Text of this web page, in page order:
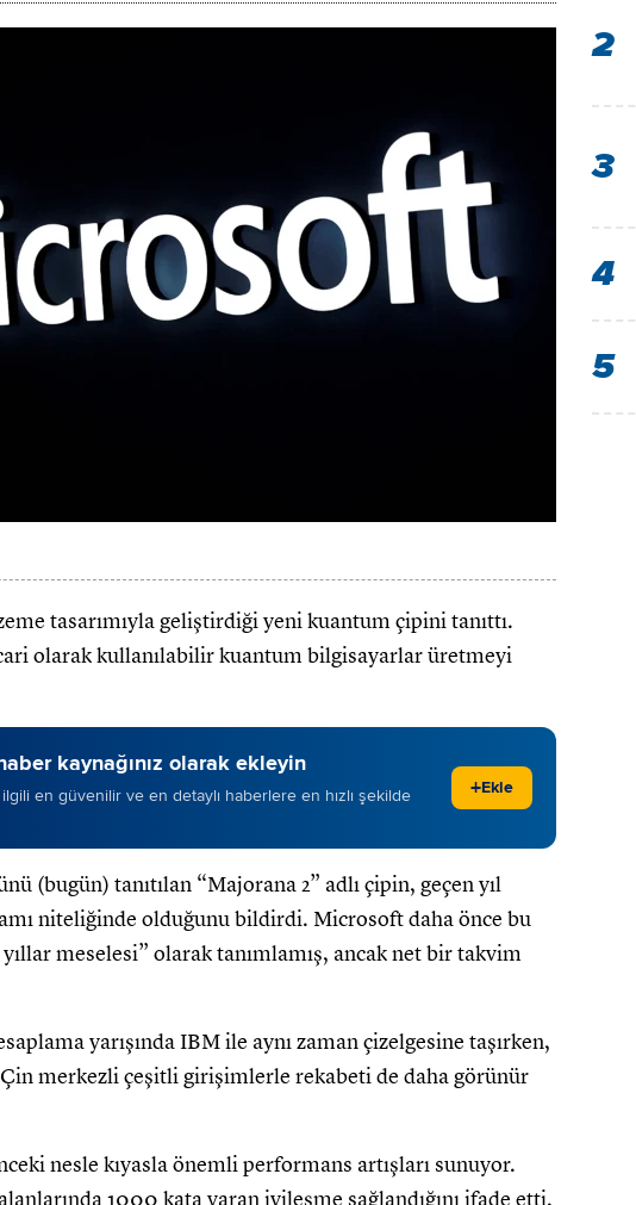
tasarımıyla geliştirdiği yeni kuantum çipini tanıttı.
olarak kullanılabilir kuantum bilgisayarlar üretmeyi
kaynağınız olarak ekleyin
en güvenilir ve en detaylı haberlere en hızlı şekilde
+Ekle
(bugün) tanıtılan “Majorana 2” adlı çipin, geçen yıl
niteliğinde olduğunu bildirdi. Microsoft daha önce bu
meselesi” olarak tanımlamış, ancak net bir takvim
yarışında IBM ile aynı zaman çizelgesine taşırken,
merkezli çeşitli girişimlerle rekabeti de daha görünür
nesle kıyasla önemli performans artışları sunuyor.
1000 kata varan iyileşme sağlandığını ifade etti.
2
3
4
5